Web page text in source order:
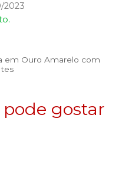
2023
em Ouro Amarelo com
gostar